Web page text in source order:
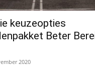
keuzeopties
Beter
2020